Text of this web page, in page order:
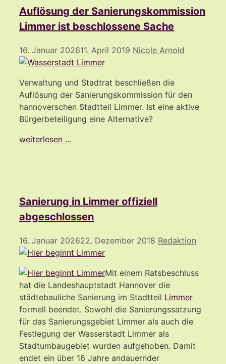
Auflösung der Sanierungskommission
Limmer ist beschlossene Sache
16. Januar 202611. April 2019 Nicole Arnold
Verwaltung und Stadtrat beschließen die
Auflösung der Sanierungskommission für den
hannoverschen Stadtteil Limmer. Ist eine aktive
Bürgerbeteiligung eine Alternative?
weiterlesen ...
Sanierung in Limmer offiziell
abgeschlossen
16. Januar 202622. Dezember 2018 Redaktion
Mit einem Ratsbeschluss
hat die Landeshauptstadt Hannover die
städtebauliche Sanierung im Stadtteil Limmer
formell beendet. Sowohl die Sanierungssatzung
für das Sanierungsgebiet Limmer als auch die
Festlegung der Wasserstadt Limmer als
Stadtumbaugebiet wurden aufgehoben. Damit
endet ein über 16 Jahre andauernder